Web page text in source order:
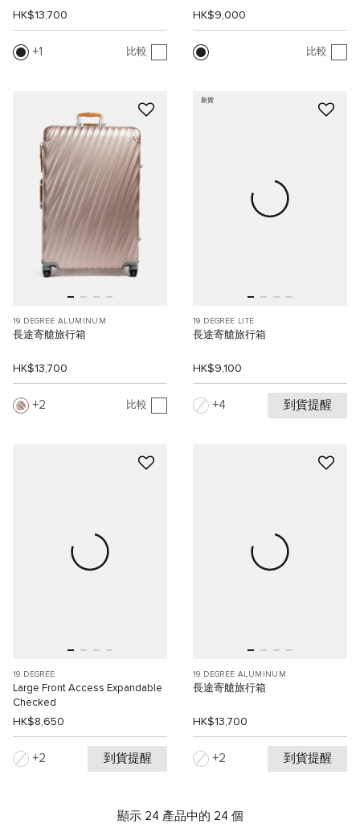
HK$13,700
1 比較
HK$9,000
比較
19 DEGREE ALUMINUM
長途寄艙旅行箱
HK$13,700
2 比較
新貨
19 DEGREE LITE
長途寄艙旅行箱
HK$9,100
4 到貨提醒
19 DEGREE
Large Front Access Expandable
Checked
HK$8,650
2 到貨提醒
19 DEGREE ALUMINUM
長途寄艙旅行箱
HK$13,700
2 到貨提醒
顯示 24 產品中的 24 個